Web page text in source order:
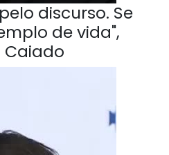
discurso. Se
de vida",
Caiado